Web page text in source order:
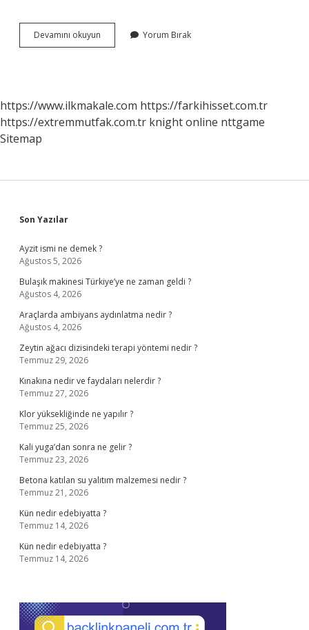
Devamını okuyun
Nedir
Yorum Bırak
https://www.ilkmakale.com https://farkihisset.com.tr
https://extremmutfak.com.tr knight online nttgame
Sitemap
Sidebar
Son Yazılar
Ayzit ismi ne demek ?
Ağustos 5, 2026
Bulaşık makinesi Türkiye’ye ne zaman geldi ?
Ağustos 4, 2026
Araçlarda ambiyans aydınlatma nedir ?
Ağustos 4, 2026
Zeytin ağacı dizisindeki terapi yöntemi nedir ?
Temmuz 29, 2026
Kınakına nedir ve faydaları nelerdir ?
Temmuz 27, 2026
Klor yüksekliğinde ne yapılır ?
Temmuz 25, 2026
Kali yuga’dan sonra ne gelir ?
Temmuz 23, 2026
Betona katılan su yalıtım malzemesi nedir ?
Temmuz 21, 2026
Kün nedir edebiyatta ?
Temmuz 14, 2026
Kün nedir edebiyatta ?
Temmuz 14, 2026